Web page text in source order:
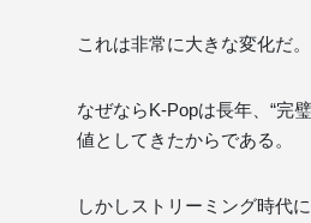
これは非常に大きな変化だ。
なぜならK-Popは長年、“完
値としてきたからである。
しかしストリーミング時代